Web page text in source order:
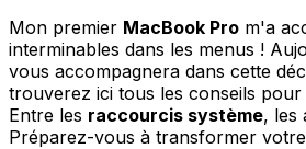
Mon premier MacBook Pro m'a
interminables dans les menus !
vous accompagnera dans cette
trouverez ici tous les conseils
Entre les raccourcis système, les
Préparez-vous à transformer